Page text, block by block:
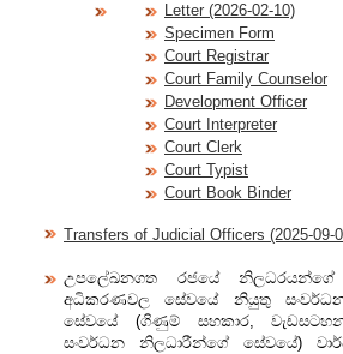
Letter (2026-02-10)
Specimen Form
Court Registrar
Court Family Counselor
Development Officer
Court Interpreter
Court Clerk
Court Typist
Court Book Binder
Transfers of Judicial Officers (2025-09-
උපලේඛනගත රජයේ
අධිකරණවල සේවයේ නියුතු
සේවයේ (ගිණුම් සහකාර,
සංවර්ධන නිලධාරීන්ගේ සේවයේ)